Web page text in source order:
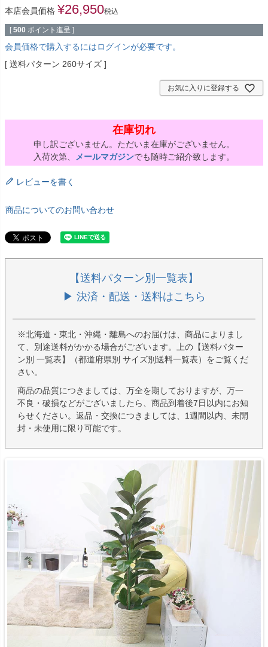
本店会員価格 ¥26,950税込
[ 500 ポイント進呈 ]
会員価格で購入するにはログインが必要です。
送料パターン 260サイズ
お気に入りに登録する
在庫切れ
申し訳ございません。ただいま在庫がございません。
入荷次第、
メールマガジンでも随時ご紹介致します。
レビューを書く
商品についてのお問い合わせ
【送料パターン別一覧表】
▶ 決済・配送・送料はこちら
※北海道・東北・沖縄・離島へのお届けは、商品によりまし
て、別途送料がかかる場合がございます。上の【送料パター
ン別 一覧表】（都道府県別 サイズ別送料一覧表）をご覧くだ
さい。
商品の品質につきましては、万全を期しておりますが、万一
不良・破損などがございましたら、商品到着後7日以内にお知
らせください。返品・交換につきましては、1週間以内、未開
封・未使用に限り可能です。